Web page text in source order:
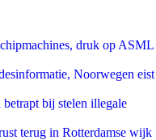
druk op ASML
Noorwegen eist
bij stelen illegale
terug in Rotterdamse wijk